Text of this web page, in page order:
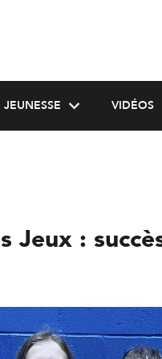
JEUNESSE VIDÉOS
Jeux :